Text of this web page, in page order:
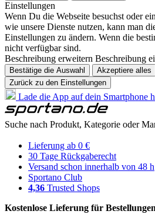
Einstellungen
Wenn Du die Webseite besuchst oder
wie unsere Dienste nutzen, kann man
Einstellungen zu ändern. Wenn die
nicht verfügbar sind.
Beschreibung erweitern Beschreibung
Bestätige die Auswahl
Akzeptiere alles
Zurück zu den Einstellungen
Lade die App auf dein Smartphone
Suche nach Produkt, Kategorie oder
Lieferung ab 0 €
30 Tage Rückgaberecht
Versand schon innerhalb von 48 h
Sportano Club
4,36 Trusted Shops
Kostenlose Lieferung für